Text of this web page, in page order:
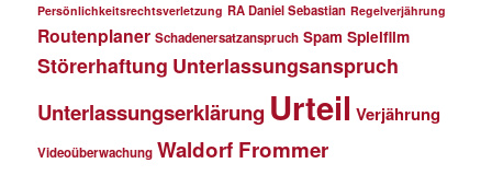
Persönlichkeitsrechtsverletzung RA Daniel Sebastian Regelverjährung
Routenplaner Schadenersatzanspruch Spam Spielfilm
Störerhaftung Unterlassungsanspruch
Unterlassungserklärung Urteil Verjährung
Videoüberwachung Waldorf Frommer